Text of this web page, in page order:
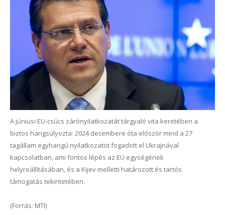
A júniusi EU-csúcs zárónyilatkozatát tárgyaló vita keretében a
biztos hangsúlyozta: 2024 decembere óta először mind a 27
tagállam egyhangú nyilatkozatot fogadott el Ukrajnával
kapcsolatban, ami fontos lépés az EU egységének
helyreállításában, és a Kijev melletti határozott és tartós
támogatás tekintetében.
(Forrás: MTI)